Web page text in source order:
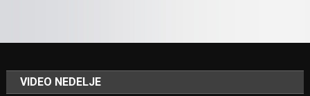
VIDEO NEDELJE